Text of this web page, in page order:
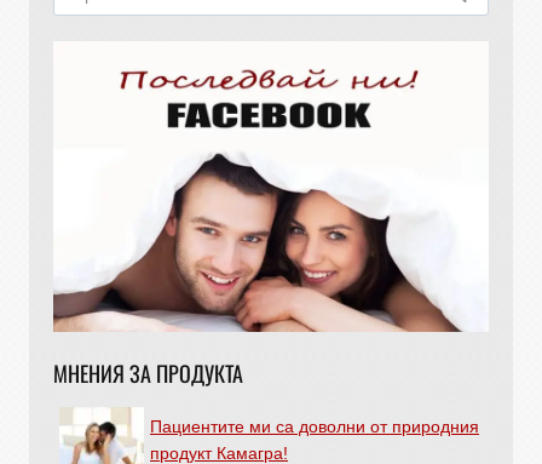
МНЕНИЯ ЗА ПРОДУКТА
Пациентите ми са доволни от природния
продукт Камагра!